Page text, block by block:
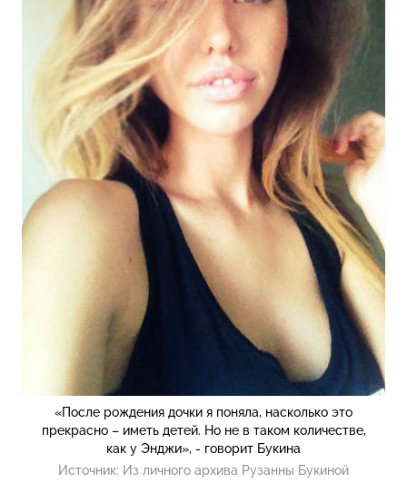
«После рождения дочки я поняла, насколько это
прекрасно – иметь детей. Но не в таком количестве,
как у Энджи», - говорит Букина
Источник: Из личного архива Рузанны Букиной